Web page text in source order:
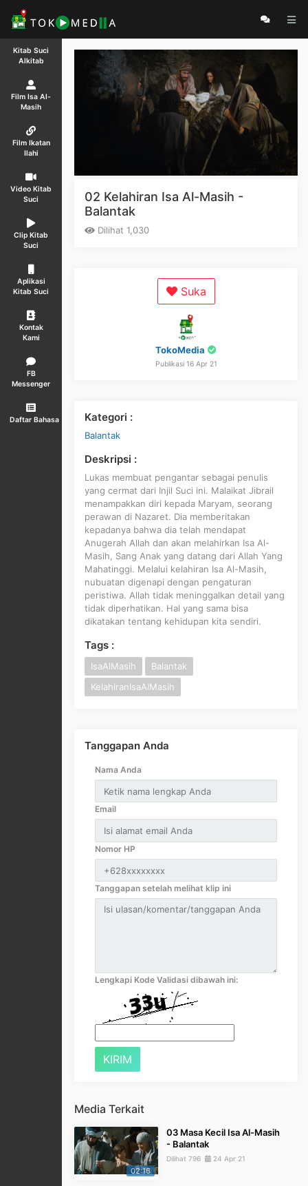
Kitab Suci
Alkitab
Film Isa Al-
Masih
Film Ikatan
Ilahi
Video Kitab
Suci
Clip Kitab
Suci
Aplikasi
Kitab Suci
Kontak
Kami
FB
Messenger
Daftar Bahasa
02 Kelahiran Isa Al-Masih -
Balantak
Dilihat 1,030
Suka
TokoMedia
Publikasi 16 Apr 21
Kategori :
Balantak
Deskripsi :
Lukas membuat pengantar sebagai penulis
yang cermat dari Injil Suci ini. Malaikat Jibrail
menampakkan diri kepada Maryam, seorang
perawan di Nazaret. Dia memberitakan
kepadanya bahwa dia telah mendapat
Anugerah Allah dan akan melahirkan Isa Al-
Masih, Sang Anak yang datang dari Allah Yang
Mahatinggi. Melalui kelahiran Isa Al-Masih,
nubuatan digenapi dengan pengaturan
peristiwa. Allah tidak meninggalkan detail yang
tidak diperhatikan. Hal yang sama bisa
dikatakan tentang kehidupan kita sendiri.
Tags :
IsaAlMasih
Balantak
KelahiranIsaAlMasih
Tanggapan Anda
Nama Anda
Email
Nomor HP
Tanggapan setelah melihat klip ini
Lengkapi Kode Validasi dibawah ini:
Media Terkait
02:16
03 Masa Kecil Isa Al-Masih
- Balantak
Dilihat 796 24 Apr 21